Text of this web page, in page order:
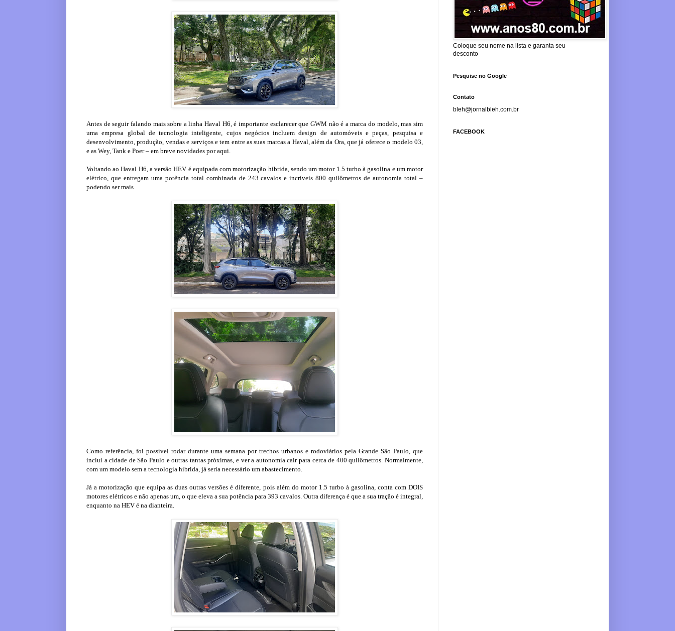
Antes de seguir falando mais sobre a linha Haval H6, é importante esclarecer que GWM não é a marca do modelo, mas sim
uma empresa global de tecnologia inteligente, cujos negócios incluem design de automóveis e peças, pesquisa e
desenvolvimento, produção, vendas e serviços e tem entre as suas marcas a Haval, além da Ora, que já oferece o modelo 03,
e as Wey, Tank e Poer – em breve novidades por aqui.
Voltando ao Haval H6, a versão HEV é equipada com motorização híbrida, sendo um motor 1.5 turbo à gasolina e um motor
elétrico, que entregam uma potência total combinada de 243 cavalos e incríveis 800 quilômetros de autonomia total –
podendo ser mais.
Como referência, foi possível rodar durante uma semana por trechos urbanos e rodoviários pela Grande São Paulo, que
inclui a cidade de São Paulo e outras tantas próximas, e ver a autonomia cair para cerca de 400 quilômetros. Normalmente,
com um modelo sem a tecnologia híbrida, já seria necessário um abastecimento.
Já a motorização que equipa as duas outras versões é diferente, pois além do motor 1.5 turbo à gasolina, conta com DOIS
motores elétricos e não apenas um, o que eleva a sua potência para 393 cavalos. Outra diferença é que a sua tração é integral,
enquanto na HEV é na dianteira.
Coloque seu nome na lista e garanta seu
desconto
Pesquise no Google
Contato
bleh@jornalbleh.com.br
FACEBOOK